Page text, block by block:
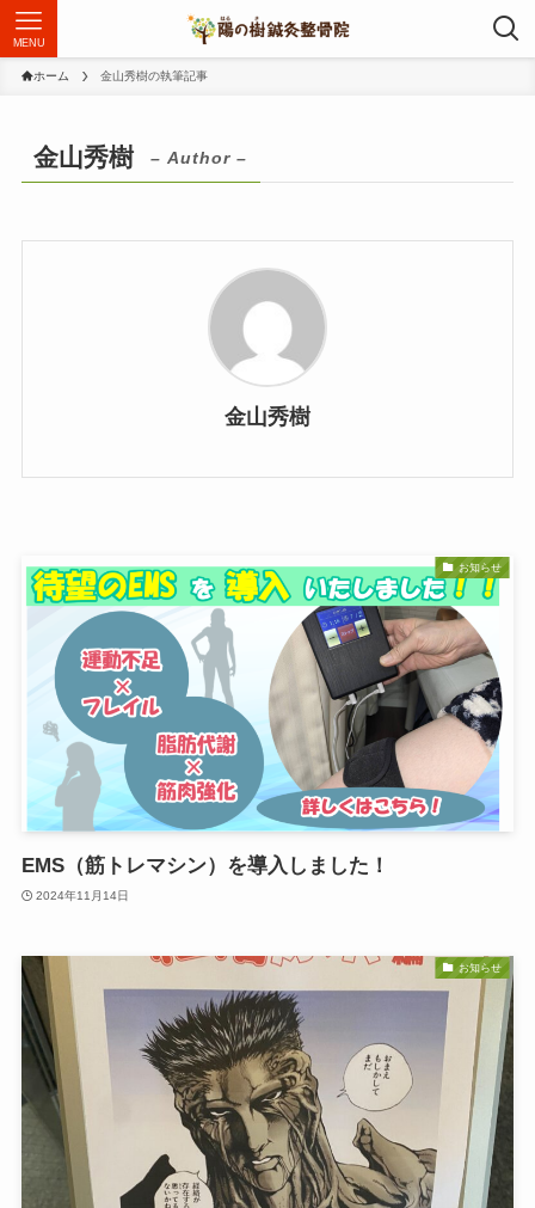
MENU
ホーム 金山秀樹の執筆記事
金山秀樹 – Author –
金山秀樹
お知らせ
EMS（筋トレマシン）を導入しました！
2024年11月14日
お知らせ